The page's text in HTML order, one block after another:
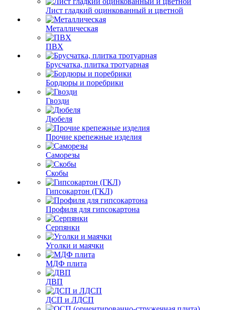
Лист гладкий оцинкованный и цветной
Металлическая
ПВХ
Брусчатка, плитка тротуарная
Бордюры и поребрики
Гвозди
Дюбеля
Прочие крепежные изделия
Саморезы
Скобы
Гипсокартон (ГКЛ)
Профиля для гипсокартона
Серпянки
Уголки и маячки
МДФ плита
ДВП
ДСП и ЛДСП